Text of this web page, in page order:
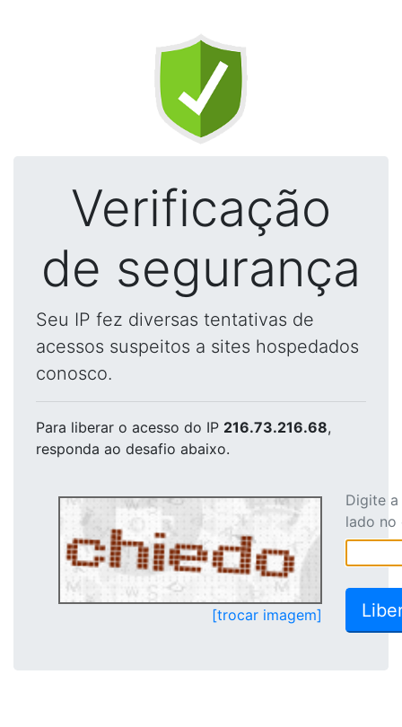
Verificação
de segurança
Seu IP fez diversas tentativas de
acessos suspeitos a sites hospedados
conosco.
Para liberar o acesso do IP 216.73.216.68,
responda ao desafio abaixo.
[trocar imagem]
Digite
lado no